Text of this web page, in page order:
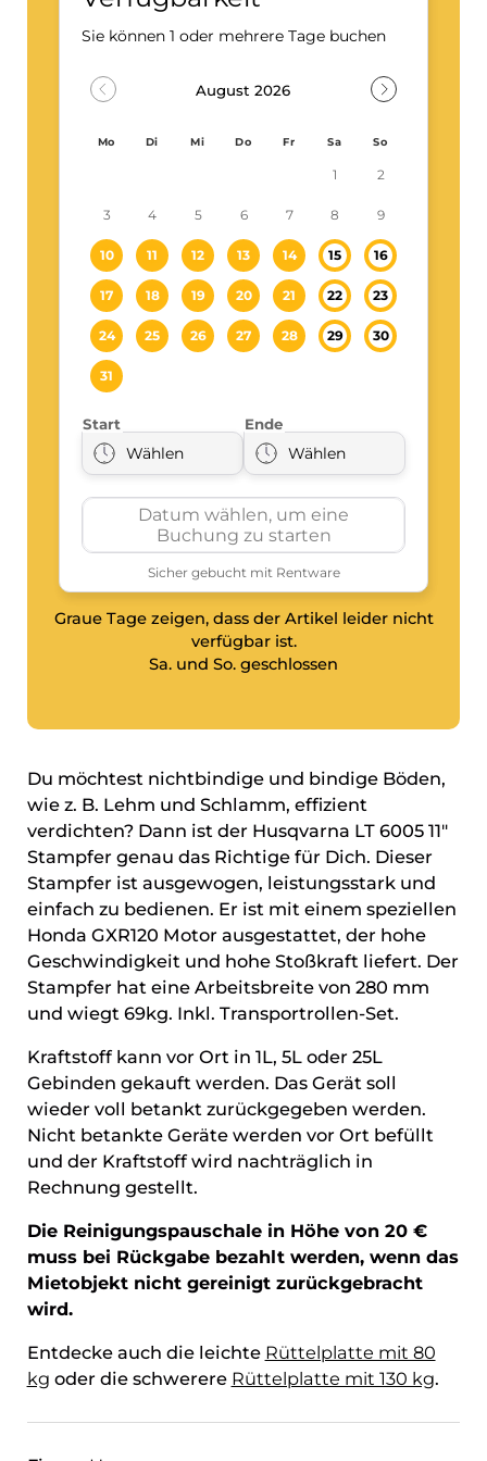
Graue Tage zeigen, dass der Artikel leider nicht
verfügbar ist.
Sa. und So. geschlossen
Du möchtest nichtbindige und bindige Böden,
wie z. B. Lehm und Schlamm, effizient
verdichten? Dann ist der Husqvarna LT 6005 11″
Stampfer genau das Richtige für Dich. Dieser
Stampfer ist ausgewogen, leistungsstark und
einfach zu bedienen. Er ist mit einem speziellen
Honda GXR120 Motor ausgestattet, der hohe
Geschwindigkeit und hohe Stoßkraft liefert. Der
Stampfer hat eine Arbeitsbreite von 280 mm
und wiegt 69kg. Inkl. Transportrollen-Set.
Kraftstoff kann vor Ort in 1L, 5L oder 25L
Gebinden gekauft werden. Das Gerät soll
wieder voll betankt zurückgegeben werden.
Nicht betankte Geräte werden vor Ort befüllt
und der Kraftstoff wird nachträglich in
Rechnung gestellt.
Die Reinigungspauschale in Höhe von 20 €
muss bei Rückgabe bezahlt werden, wenn das
Mietobjekt nicht gereinigt zurückgebracht
wird.
Entdecke auch die leichte Rüttelplatte mit 80
kg oder die schwerere Rüttelplatte mit 130 kg.